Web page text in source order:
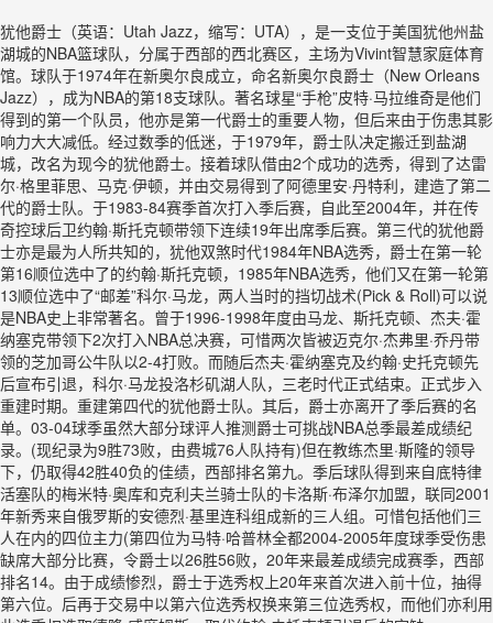
犹他爵士（英语：Utah Jazz，缩写：UTA），是一支位于美国犹他州盐
湖城的NBA篮球队，分属于西部的西北赛区，主场为Vivint智慧家庭体育
馆。球队于1974年在新奥尔良成立，命名新奥尔良爵士（New Orleans
Jazz），成为NBA的第18支球队。著名球星“手枪”皮特·马拉维奇是他们
得到的第一个队员，他亦是第一代爵士的重要人物，但后来由于伤患其影
响力大大减低。经过数季的低迷，于1979年，爵士队决定搬迁到盐湖
城，改名为现今的犹他爵士。接着球队借由2个成功的选秀，得到了达雷
尔·格里菲思、马克·伊顿，并由交易得到了阿德里安·丹特利，建造了第二
代的爵士队。于1983-84赛季首次打入季后赛，自此至2004年，并在传
奇控球后卫约翰·斯托克顿带领下连续19年出席季后赛。第三代的犹他爵
士亦是最为人所共知的，犹他双煞时代1984年NBA选秀，爵士在第一轮
第16顺位选中了的约翰·斯托克顿，1985年NBA选秀，他们又在第一轮第
13顺位选中了“邮差”科尔·马龙，两人当时的挡切战术(Pick & Roll)可以说
是NBA史上非常著名。曾于1996-1998年度由马龙、斯托克顿、杰夫·霍
纳塞克带领下2次打入NBA总决赛，可惜两次皆被迈克尔·杰弗里·乔丹带
领的芝加哥公牛队以2-4打败。而随后杰夫·霍纳塞克及约翰·史托克顿先
后宣布引退，科尔·马龙投洛杉矶湖人队，三老时代正式结束。正式步入
重建时期。重建第四代的犹他爵士队。其后，爵士亦离开了季后赛的名
单。03-04球季虽然大部分球评人推测爵士可挑战NBA总季最差成绩纪
录。(现纪录为9胜73败，由费城76人队持有)但在教练杰里·斯隆的领导
下，仍取得42胜40负的佳绩，西部排名第九。季后球队得到来自底特律
活塞队的梅米特·奥库和克利夫兰骑士队的卡洛斯·布泽尔加盟，联同2001
年新秀来自俄罗斯的安德烈·基里连科组成新的三人组。可惜包括他们三
人在内的四位主力(第四位为马特·哈普林全都2004-2005年度球季受伤患
缺席大部分比赛，令爵士以26胜56败，20年来最差成绩完成赛季，西部
排名14。由于成绩惨烈，爵士于选秀权上20年来首次进入前十位，抽得
第六位。后再于交易中以第六位选秀权换来第三位选秀权，而他们亦利用